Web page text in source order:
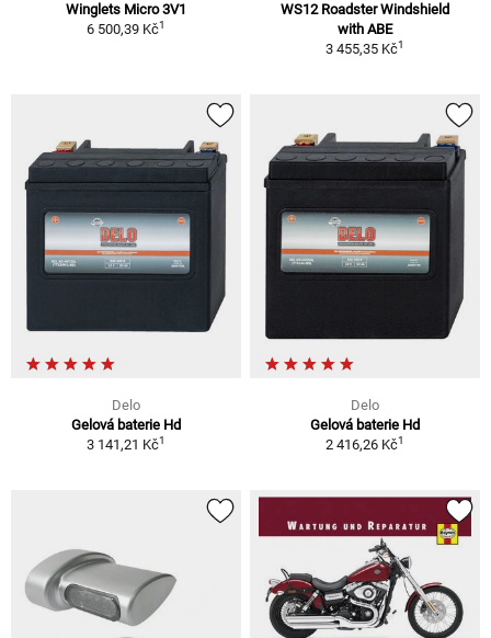
Winglets Micro 3V1
6 500,39 Kč1
WS12 Roadster Windshield
with ABE
3 455,35 Kč1
Delo
Gelová baterie Hd
3 141,21 Kč1
Delo
Gelová baterie Hd
2 416,26 Kč1